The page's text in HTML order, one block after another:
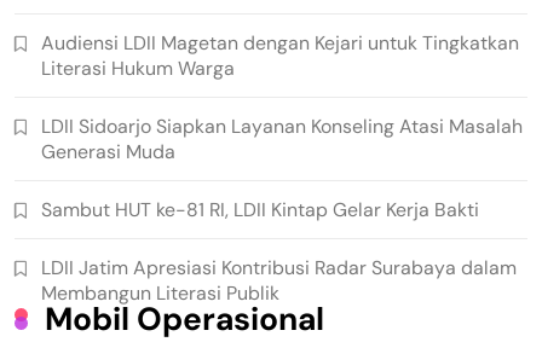
Mobil Operasional
Audiensi LDII Magetan dengan Kejari untuk Tingkatkan
Literasi Hukum Warga
LDII Sidoarjo Siapkan Layanan Konseling Atasi Masalah
Generasi Muda
Sambut HUT ke-81 RI, LDII Kintap Gelar Kerja Bakti
LDII Jatim Apresiasi Kontribusi Radar Surabaya dalam
Membangun Literasi Publik